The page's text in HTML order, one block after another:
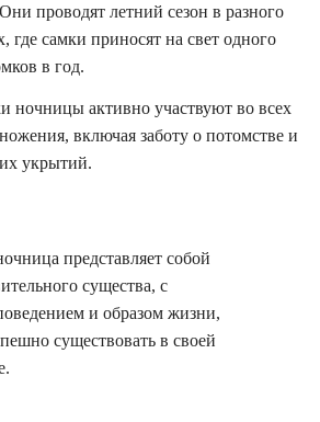
проводят летний сезон в разного
где самки приносят на свет одного
в год.
ночницы активно участвуют во всех
включая заботу о потомстве и
укрытий.
представляет собой
существа, с
и образом жизни,
существовать в своей